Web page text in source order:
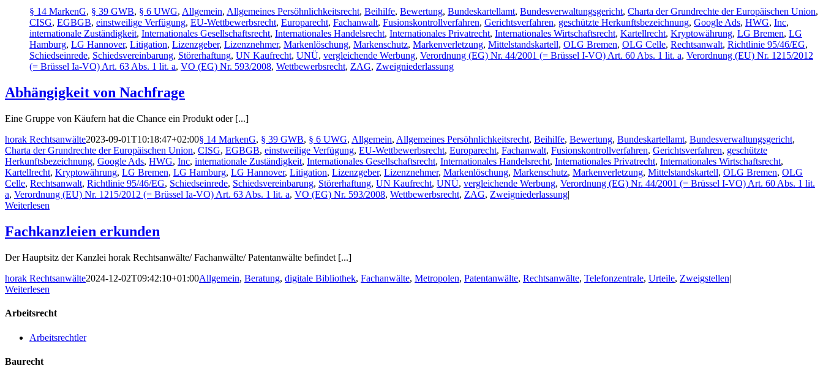
§ 14 MarkenG, § 39 GWB, § 6 UWG, Allgemein, Allgemeines Persöhnlichkeitsrecht, Beihilfe, Bewertung, Bundeskartellamt, Bundesverwaltungsgericht, Charta der Grundrechte der Europäischen Union,
CISG, EGBGB, einstweilige Verfügung, EU-Wettbewerbsrecht, Europarecht, Fachanwalt, Fusionskontrollverfahren, Gerichtsverfahren, geschützte Herkunftsbezeichnung, Google Ads, HWG, Inc,
internationale Zuständigkeit, Internationales Gesellschaftsrecht, Internationales Handelsrecht, Internationales Privatrecht, Internationales Wirtschaftsrecht, Kartellrecht, Kryptowährung, LG Bremen, LG
Hamburg, LG Hannover, Litigation, Lizenzgeber, Lizenznehmer, Markenlöschung, Markenschutz, Markenverletzung, Mittelstandskartell, OLG Bremen, OLG Celle, Rechtsanwalt, Richtlinie 95/46/EG,
Schiedseinrede, Schiedsvereinbarung, Störerhaftung, UN Kaufrecht, UNÜ, vergleichende Werbung, Verordnung (EG) Nr. 44/2001 (= Brüssel I-VO) Art. 60 Abs. 1 lit. a, Verordnung (EU) Nr. 1215/2012
(= Brüssel Ia-VO) Art. 63 Abs. 1 lit. a, VO (EG) Nr. 593/2008, Wettbewerbsrecht, ZAG, Zweigniederlassung
Abhängigkeit von Nachfrage
Eine Gruppe von Käufern hat die Chance ein Produkt oder [...]
horak Rechtsanwälte2023-09-01T10:18:47+02:00§ 14 MarkenG, § 39 GWB, § 6 UWG, Allgemein, Allgemeines Persöhnlichkeitsrecht, Beihilfe, Bewertung, Bundeskartellamt, Bundesverwaltungsgericht,
Charta der Grundrechte der Europäischen Union, CISG, EGBGB, einstweilige Verfügung, EU-Wettbewerbsrecht, Europarecht, Fachanwalt, Fusionskontrollverfahren, Gerichtsverfahren, geschützte
Herkunftsbezeichnung, Google Ads, HWG, Inc, internationale Zuständigkeit, Internationales Gesellschaftsrecht, Internationales Handelsrecht, Internationales Privatrecht, Internationales Wirtschaftsrecht,
Kartellrecht, Kryptowährung, LG Bremen, LG Hamburg, LG Hannover, Litigation, Lizenzgeber, Lizenznehmer, Markenlöschung, Markenschutz, Markenverletzung, Mittelstandskartell, OLG Bremen, OLG
Celle, Rechtsanwalt, Richtlinie 95/46/EG, Schiedseinrede, Schiedsvereinbarung, Störerhaftung, UN Kaufrecht, UNÜ, vergleichende Werbung, Verordnung (EG) Nr. 44/2001 (= Brüssel I-VO) Art. 60 Abs. 1 lit.
a, Verordnung (EU) Nr. 1215/2012 (= Brüssel Ia-VO) Art. 63 Abs. 1 lit. a, VO (EG) Nr. 593/2008, Wettbewerbsrecht, ZAG, Zweigniederlassung|
Weiterlesen
Fachkanzleien erkunden
Der Hauptsitz der Kanzlei horak Rechtsanwälte/ Fachanwälte/ Patentanwälte befindet [...]
horak Rechtsanwälte2024-12-02T09:42:10+01:00Allgemein, Beratung, digitale Bibliothek, Fachanwälte, Metropolen, Patentanwälte, Rechtsanwälte, Telefonzentrale, Urteile, Zweigstellen|
Weiterlesen
Arbeitsrecht
Arbeitsrechtler
Baurecht